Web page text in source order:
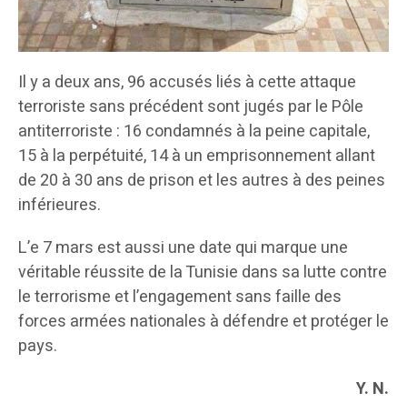
Il y a deux ans, 96 accusés liés à cette attaque
terroriste sans précédent sont jugés par le Pôle
antiterroriste : 16 condamnés à la peine capitale,
15 à la perpétuité, 14 à un emprisonnement allant
de 20 à 30 ans de prison et les autres à des peines
inférieures.
L’e 7 mars est aussi une date qui marque une
véritable réussite de la Tunisie dans sa lutte contre
le terrorisme et l’engagement sans faille des
forces armées nationales à défendre et protéger le
pays.
Y. N.